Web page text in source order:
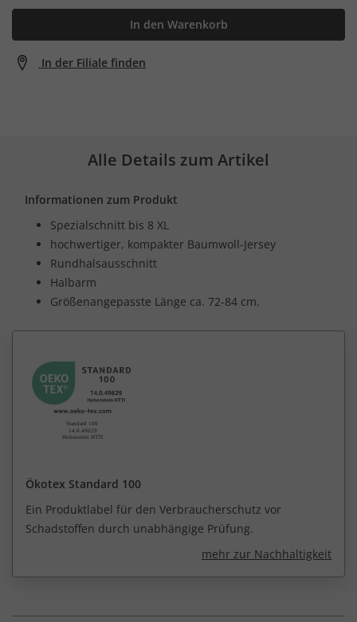
In den Warenkorb
In der Filiale finden
Alle Details zum Artikel
Informationen zum Produkt
Spezialschnitt bis 8 XL
hochwertiger, kompakter Baumwoll-Jersey
Rundhalsausschnitt
Halbarm
Größenangepasste Länge ca. 72-84 cm.
Ökotex Standard 100
Ein Produktlabel für den Verbraucherschutz vor
Schadstoffen durch unabhängige Prüfung.
mehr zur Nachhaltigkeit